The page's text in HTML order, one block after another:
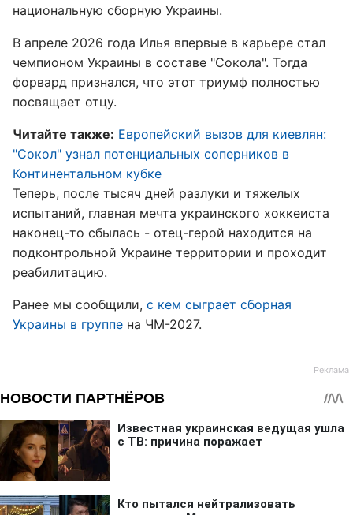
национальную сборную Украины.
В апреле 2026 года Илья впервые в карьере стал
чемпионом Украины в составе "Сокола". Тогда
форвард признался, что этот триумф полностью
посвящает отцу.
Читайте также: Европейский вызов для киевлян:
"Сокол" узнал потенциальных соперников в
Континентальном кубке
Теперь, после тысяч дней разлуки и тяжелых
испытаний, главная мечта украинского хоккеиста
наконец-то сбылась - отец-герой находится на
подконтрольной Украине территории и проходит
реабилитацию.
Ранее мы сообщили, с кем сыграет сборная
Украины в группе на ЧМ-2027.